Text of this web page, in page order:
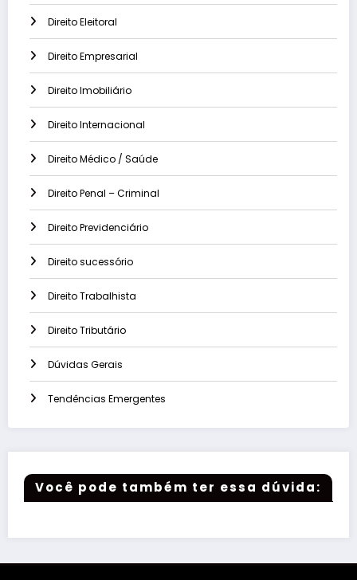
Direito Eleitoral
Direito Empresarial
Direito Imobiliário
Direito Internacional
Direito Médico / Saúde
Direito Penal – Criminal
Direito Previdenciário
Direito sucessório
Direito Trabalhista
Direito Tributário
Dúvidas Gerais
Tendências Emergentes
Você pode também ter essa dúvida: